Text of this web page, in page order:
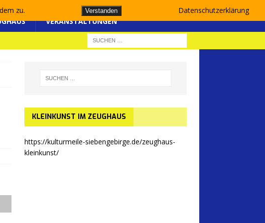
VERANSTALTUNGEN
KLEINKUNST IM ZEUGHAUS
https://kulturmeile-siebengebirge.de/zeughaus-
kleinkunst/
zu. Verstanden Datenschutzerklärung